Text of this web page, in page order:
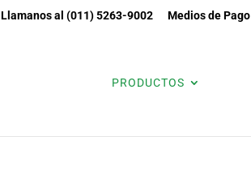
Llamanos al (011) 5263-9002 Medios de Pago
PRODUCTOS